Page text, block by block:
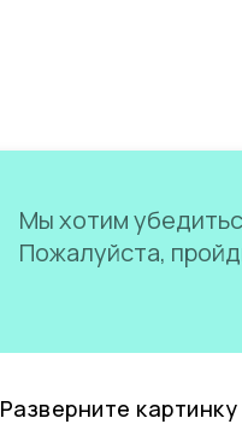
Мы хотим
Пожалуйста,
Разверните